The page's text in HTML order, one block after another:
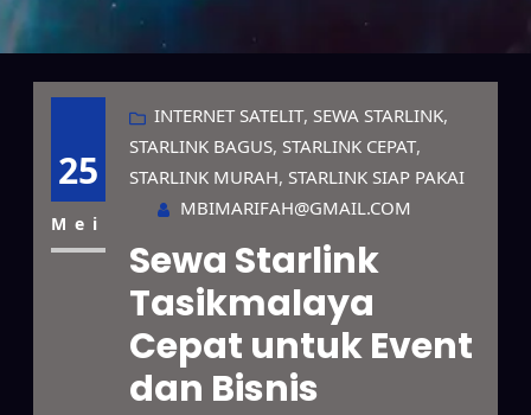
25
Mei
INTERNET SATELIT, SEWA STARLINK
STARLINK BAGUS, STARLINK CEPAT
STARLINK MURAH, STARLINK SIAP PAKAI
MBIMARIFAH@GMAIL.COM
Sewa Starlink
Tasikmalaya
Cepat untuk Event
dan Bisnis